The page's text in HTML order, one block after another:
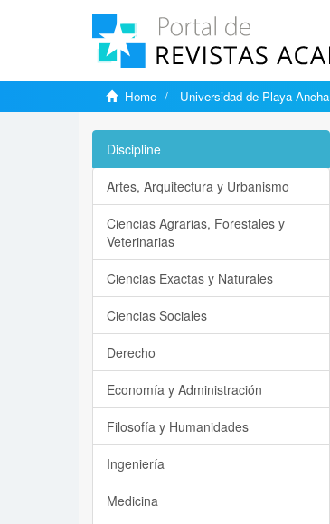
Home Universidad de Playa Ancha
Discipline
Artes, Arquitectura y Urbanismo
Ciencias Agrarias, Forestales y
Veterinarias
Ciencias Exactas y Naturales
Ciencias Sociales
Derecho
Economía y Administración
Filosofía y Humanidades
Ingeniería
Medicina